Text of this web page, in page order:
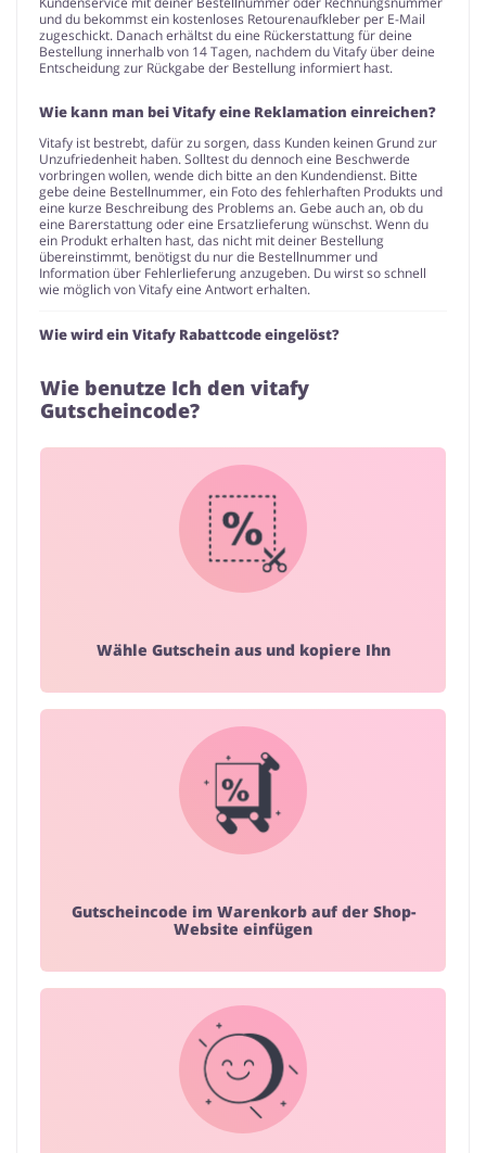
und du bekommst ein kostenloses Retourenaufkleber per E-Mail
zugeschickt. Danach erhältst du eine Rückerstattung für deine
Bestellung innerhalb von 14 Tagen, nachdem du Vitafy über deine
Entscheidung zur Rückgabe der Bestellung informiert hast.
Wie kann man bei Vitafy eine Reklamation einreichen?
Vitafy ist bestrebt, dafür zu sorgen, dass Kunden keinen Grund zur
Unzufriedenheit haben. Solltest du dennoch eine Beschwerde
vorbringen wollen, wende dich bitte an den Kundendienst. Bitte
gebe deine Bestellnummer, ein Foto des fehlerhaften Produkts und
eine kurze Beschreibung des Problems an. Gebe auch an, ob du
eine Barerstattung oder eine Ersatzlieferung wünschst. Wenn du
ein Produkt erhalten hast, das nicht mit deiner Bestellung
übereinstimmt, benötigst du nur die Bestellnummer und
Information über Fehlerlieferung anzugeben. Du wirst so schnell
wie möglich von Vitafy eine Antwort erhalten.
Wie wird ein Vitafy Rabattcode eingelöst?
Wie benutze Ich den vitafy
Gutscheincode?
Wähle Gutschein aus und kopiere Ihn
Gutscheincode im Warenkorb auf der Shop-
Website einfügen